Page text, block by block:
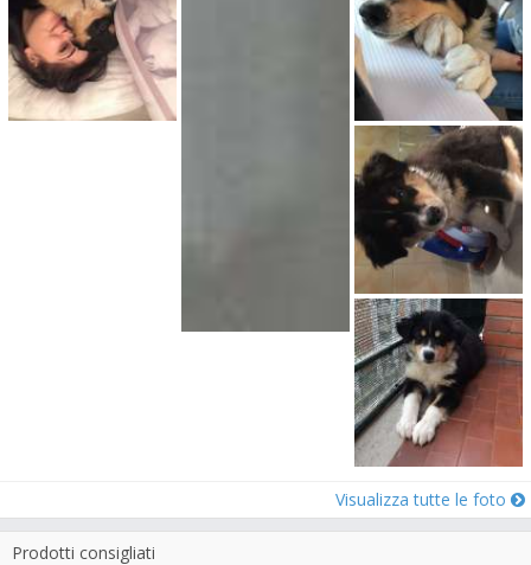
Visualizza tutte le foto
Prodotti consigliati